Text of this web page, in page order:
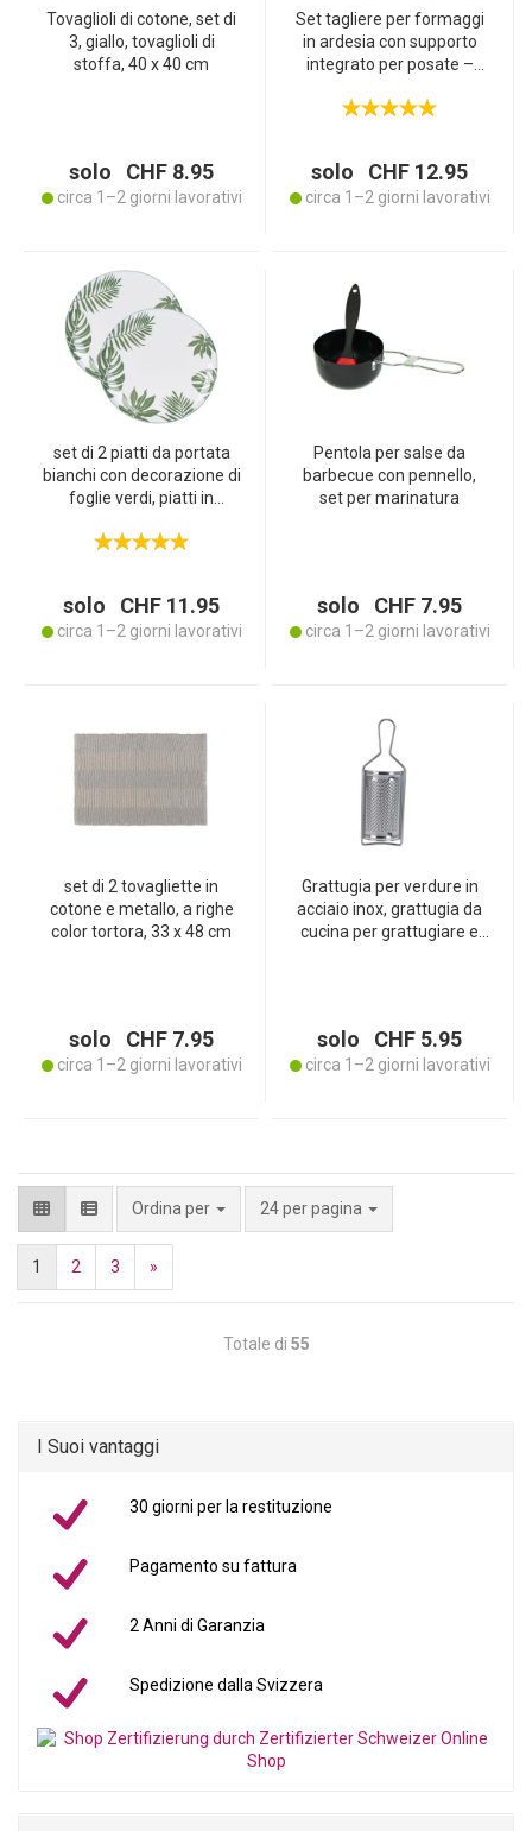
Tovaglioli di cotone, set di
3, giallo, tovaglioli di
stoffa, 40 x 40 cm
solo CHF 8.95
circa 1–2 giorni lavorativi
Set tagliere per formaggi
in ardesia con supporto
integrato per posate –
ardesia per formaggi,
solo CHF 12.95
circa 1–2 giorni lavorativi
set di 2 piatti da portata
bianchi con decorazione di
foglie verdi, piatti in
solo CHF 11.95
circa 1–2 giorni lavorativi
Pentola per salse da
barbecue con pennello,
set per marinatura
solo CHF 7.95
circa 1–2 giorni lavorativi
set di 2 tovagliette in
cotone e metallo, a righe
color tortora, 33 x 48 cm
solo CHF 7.95
circa 1–2 giorni lavorativi
Grattugia per verdure in
acciaio inox, grattugia da
cucina per grattugiare e
solo CHF 5.95
circa 1–2 giorni lavorativi
Ordina per 24 per pagina
1 2 3 »
Totale di 55
I Suoi vantaggi
30 giorni per la restituzione
Pagamento su fattura
2 Anni di Garanzia
Spedizione dalla Svizzera